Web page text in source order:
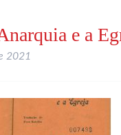
e a
2021